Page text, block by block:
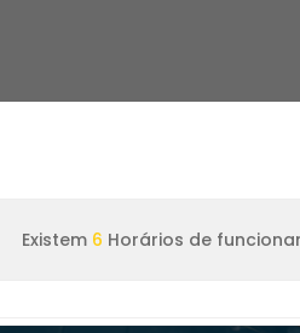
Existem 6 Horários de